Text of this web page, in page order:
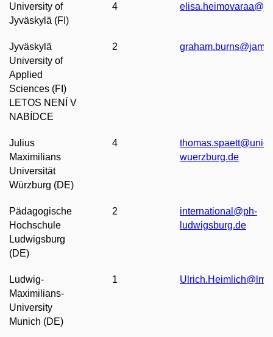
University of
Jyväskylä (FI)
4
Jyväskylä
University of
Applied
Sciences (FI)
LETOS NENÍ V
NABÍDCE
2
Julius
Maximilians
Universität
Würzburg (DE)
4
thomas.spaett@uni-
wuerzburg.de
Pädagogische
Hochschule
Ludwigsburg
(DE)
2
international@ph-
ludwigsburg.de
Ludwig-
Maximilians-
University
Munich (DE)
1